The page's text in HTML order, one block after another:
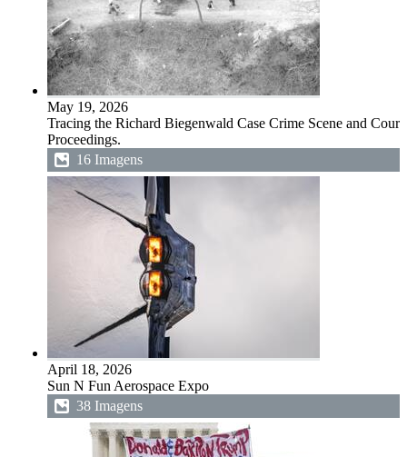
May 19, 2026
Tracing the Richard Biegenwald Case Crime Scene and Court
Proceedings.
16 Imagens
April 18, 2026
Sun N Fun Aerospace Expo
38 Imagens